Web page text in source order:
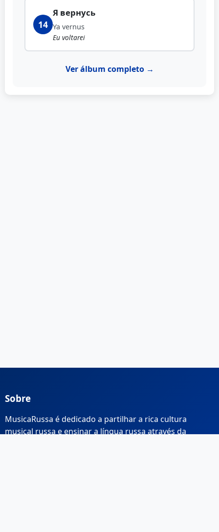
14
Я вернусь
Ya vernus
Eu voltarei
Ver álbum completo →
Sobre
MusicaRussa é dedicado a partilhar a rica cultura
musical russa e ensinar a língua russa através da